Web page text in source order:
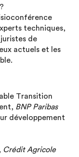
techniques,
de
actuels et les
Transition
BNP Paribas
développement
Crédit Agricole